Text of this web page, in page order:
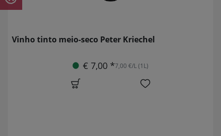
Vinho tinto meio-seco Peter Kriechel
€ 7,00 *7,00 €/L (1L)